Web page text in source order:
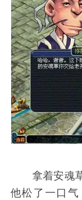
拿着安魂
他松了一口